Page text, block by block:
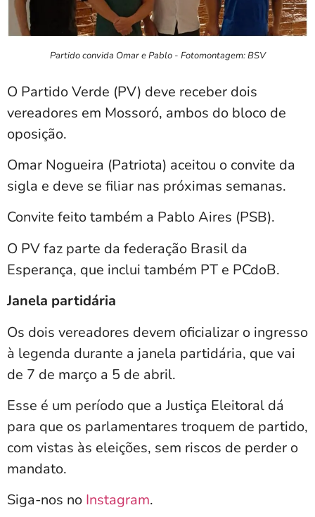
Partido convida Omar e Pablo - Fotomontagem: BSV
O Partido Verde (PV) deve receber dois
vereadores em Mossoró, ambos do bloco de
oposição.
Omar Nogueira (Patriota) aceitou o convite da
sigla e deve se filiar nas próximas semanas.
Convite feito também a Pablo Aires (PSB).
O PV faz parte da federação Brasil da
Esperança, que inclui também PT e PCdoB.
Janela partidária
Os dois vereadores devem oficializar o ingresso
à legenda durante a janela partidária, que vai
de 7 de março a 5 de abril.
Esse é um período que a Justiça Eleitoral dá
para que os parlamentares troquem de partido,
com vistas às eleições, sem riscos de perder o
mandato.
Siga-nos no Instagram.